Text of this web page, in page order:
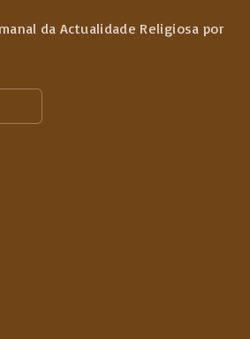
da Actualidade Religiosa por